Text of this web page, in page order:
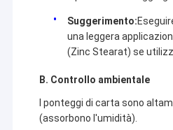
Suggerimento:
una leggera
(Zinc Stearat) se
B. Controllo ambientale
I ponteggi di carta sono
(assorbono l'umidità).